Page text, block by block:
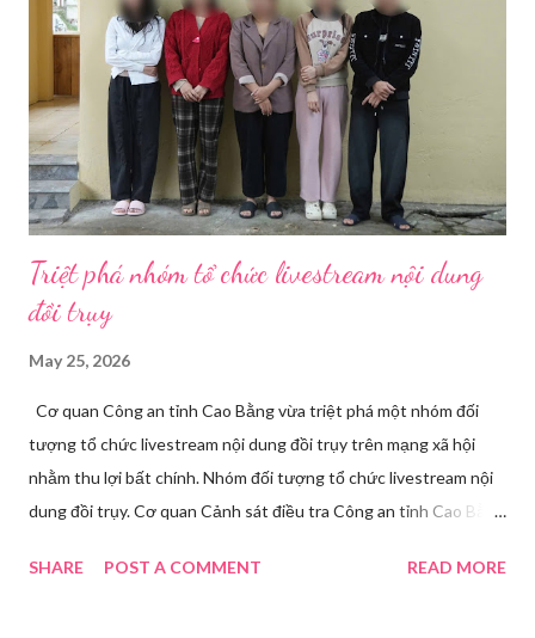
Triệt phá nhóm tổ chức livestream nội dung
đồi trụy
May 25, 2026
Cơ quan Công an tỉnh Cao Bằng vừa triệt phá một nhóm đối
tượng tổ chức livestream nội dung đồi trụy trên mạng xã hội
nhằm thu lợi bất chính. Nhóm đối tượng tổ chức livestream nội
dung đồi trụy. Cơ quan Cảnh sát điều tra Công an tỉnh Cao Bằng
tạm giam đối với Triệu Thị Dung về hành vi truyền bá văn hóa
SHARE POST A COMMENT READ MORE